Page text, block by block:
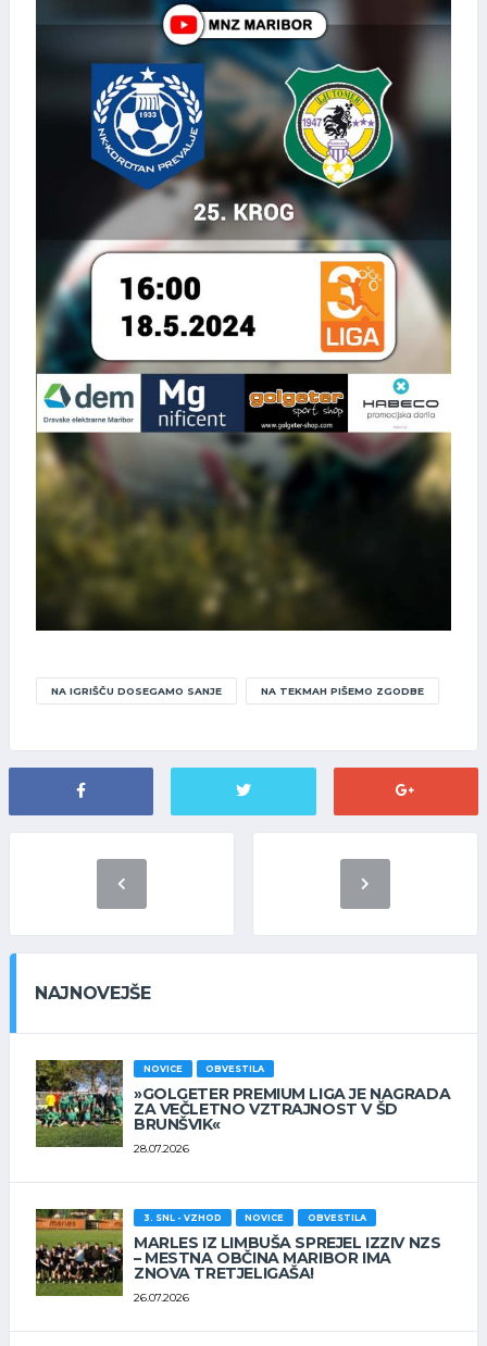
NA IGRIŠČU DOSEGAMO SANJE NA TEKMAH PIŠEMO ZGODBE
NAJNOVEJŠE
NOVICE OBVESTILA
»GOLGETER PREMIUM LIGA JE NAGRADA
ZA VEČLETNO VZTRAJNOST V ŠD
BRUNŠVIK«
28.07.2026
3. SNL - VZHOD NOVICE OBVESTILA
MARLES IZ LIMBUŠA SPREJEL IZZIV NZS
– MESTNA OBČINA MARIBOR IMA
ZNOVA TRETJELIGAŠA!
26.07.2026